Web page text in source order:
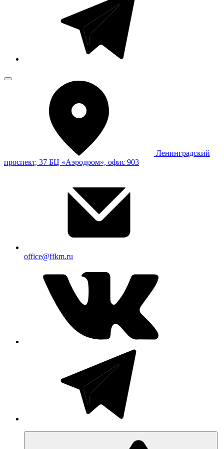
Ленинградский
проспект, 37 БЦ «Аэродром», офис 903
office@ffkm.ru